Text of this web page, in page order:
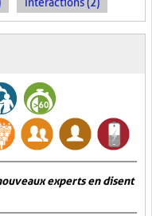
experts en disent